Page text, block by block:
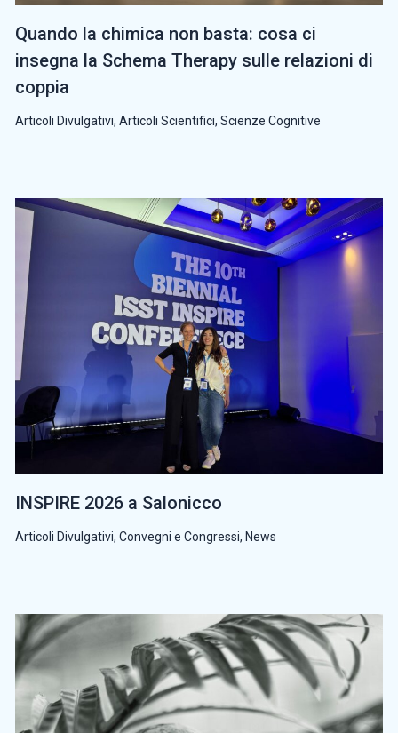
Quando la chimica non basta: cosa ci
insegna la Schema Therapy sulle relazioni di
coppia
Articoli Divulgativi, Articoli Scientifici, Scienze Cognitive
INSPIRE 2026 a Salonicco
Articoli Divulgativi, Convegni e Congressi, News